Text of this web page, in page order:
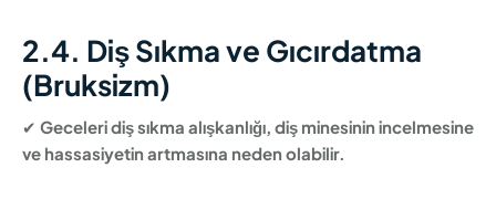
2.4. Diş Sıkma ve Gıcırdatma
(Bruksizm)
✔ Geceleri diş sıkma alışkanlığı, diş minesinin incelmesine
ve hassasiyetin artmasına neden olabilir.